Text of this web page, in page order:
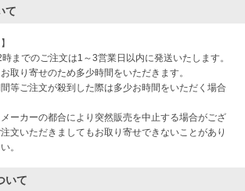
て
までのご注文は1～3営業日以内に発送いたします。
取り寄せのため多少時間をいただきます。
等ご注文が殺到した際は多少お時間をいただく場合
ーカーの都合により突然販売を中止する場合がござ
文いただきましてもお取り寄せできないことがあり
。
いて